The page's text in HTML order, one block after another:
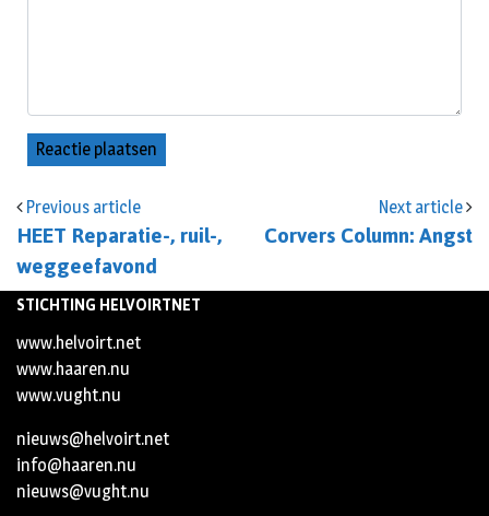
Previous article
HEET Reparatie-, ruil-,
weggeefavond
Next article
Corvers Column: Angst
STICHTING HELVOIRTNET
www.helvoirt.net
www.haaren.nu
www.vught.nu
nieuws@helvoirt.net
info@haaren.nu
nieuws@vught.nu